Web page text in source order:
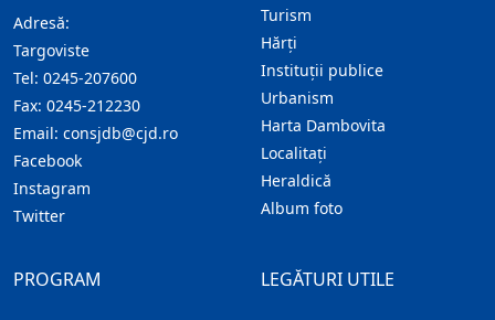
Adresă:
Targoviste
Tel: 0245-207600
Fax: 0245-212230
Email: consjdb@cjd.ro
Facebook
Instagram
Twitter
Turism
Hărţi
Instituţii publice
Urbanism
Harta Dambovita
Localitaţi
Heraldică
Album foto
LEGĂTURI UTILE
PROGRAM